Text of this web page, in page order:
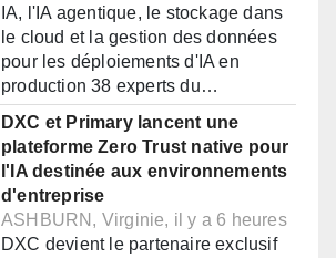
IA, l'IA agentique, le stockage dans
le cloud et la gestion des données
pour les déploiements d'IA en
production 38 experts du…
DXC et Primary lancent une
plateforme Zero Trust native pour
l'IA destinée aux environnements
d'entreprise
ASHBURN, Virginie, il y a 6 heures
DXC devient le partenaire exclusif